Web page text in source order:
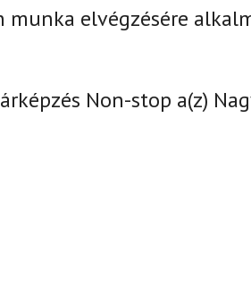
munka elvégzésére
Non-stop a(z)